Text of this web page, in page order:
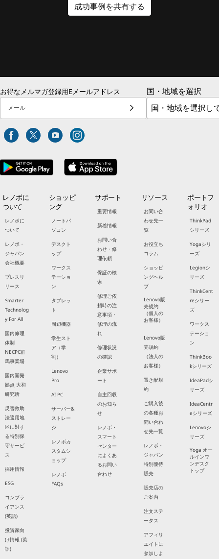
成功事例を共有する
お得なメルマガ登録用Eメールアドレス
メール
国・地域を選択
レノボに
ついて
レノボに
ついて
レノボ・
ジャパン
会社概要
プレスリ
リース
Smarter
Technolog
y For All
国内修理
体制
NECPC群
馬事業場
国内開発
拠点 大和
研究所
災害救助
法適用地
区に対す
る特別保
守サービ
ス
採用情報
ESG
コンプラ
イアンス
(英語)
投資家向
け情報 (英
語)
ショッピ
ング
ノートパ
ソコン
デスクト
ップ
ワークス
テーショ
ン
タブレッ
ト
周辺機器
学生スト
ア（学
割）
Lenovo
Pro
AI PC
サーバー&
ストレー
ジ
レノボカ
スタムシ
ョップ
レノボ
FAQs
サポート
重要情報
新着情報
お問い合
わせ・修
理依頼
保証の検
索
修理ご依
頼時の注
意事項・
修理の流
れ
修理状況
の確認
企業サポ
ート
自主回収
のお知ら
せ
レノボ・
スマート
センター
によくあ
るお問い
合わせ
リソース
お問い合
わせ先一
覧
お役立ち
コラム
ショッピ
ングヘル
プ
Lenovo販
売規約
（個人の
お客様）
Lenovo販
売規約
（法人の
お客様）
置き配規
約
ご購入後
の各種お
問い合わ
せ先一覧
レノボ・
ジャパン
特別優待
販売
販売店の
ご案内
注文ステ
ータス
アフィリ
エイトに
参加しよ
ポートフ
ォリオ
ThinkPad
シリーズ
Yogaシリ
ーズ
Legionシ
リーズ
ThinkCent
reシリー
ズ
ワークス
テーショ
ン
ThinkBoo
kシリーズ
IdeaPadシ
リーズ
IdeaCentr
eシリーズ
Lenovoシ
リーズ
Yoga オー
ルインワ
ンデスク
トップ